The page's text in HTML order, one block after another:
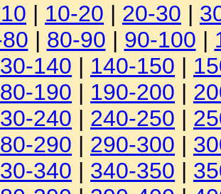
| 10-20 | 20-30 |
| 80-90 | 90-100 |
140 | 140-150 |
190 | 190-200 |
240 | 240-250 |
290 | 290-300 |
340 | 340-350 |